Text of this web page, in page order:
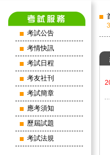
考試公告
考情快訊
考試日程
考友社刊
考試簡章
應考須知
歷屆試題
考試法規